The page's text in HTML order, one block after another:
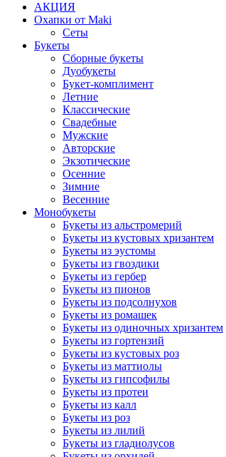
АКЦИЯ
Охапки от Maki
Сеты
Букеты
Сборные букеты
Дуобукеты
Букет-комплимент
Летние
Классические
Свадебные
Мужские
Авторские
Экзотические
Осенние
Зимние
Весенние
Монобукеты
Букеты из альстромерий
Букеты из кустовых хризантем
Букеты из эустомы
Букеты из гвоздики
Букеты из гербер
Букеты из пионов
Букеты из подсолнухов
Букеты из ромашек
Букеты из одиночных хризантем
Букеты из гортензий
Букеты из кустовых роз
Букеты из маттиолы
Букеты из гипсофилы
Букеты из протеи
Букеты из калл
Букеты из роз
Букеты из лилий
Букеты из гладиолусов